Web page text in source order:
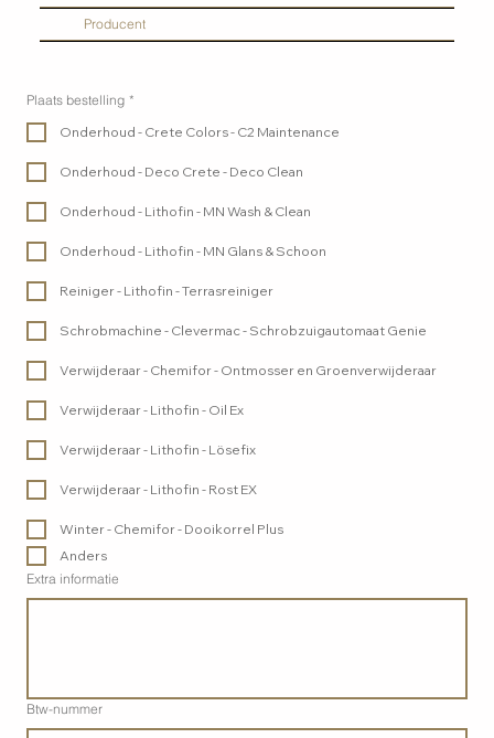
Producent
Plaats bestelling *
Onderhoud - Crete Colors - C2 Maintenance
Onderhoud - Deco Crete - Deco Clean
Onderhoud - Lithofin - MN Wash & Clean
Onderhoud - Lithofin - MN Glans & Schoon
Reiniger - Lithofin - Terrasreiniger
Schrobmachine - Clevermac - Schrobzuigautomaat Genie
Verwijderaar - Chemifor - Ontmosser en Groenverwijderaar
Verwijderaar - Lithofin - Oil Ex
Verwijderaar - Lithofin - Lösefix
Verwijderaar - Lithofin - Rost EX
Winter - Chemifor - Dooikorrel Plus
Anders
Extra informatie
Btw-nummer